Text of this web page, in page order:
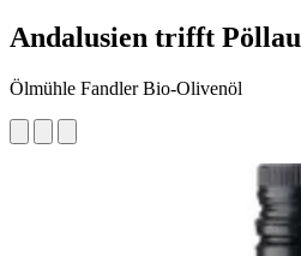
Andalusien trifft Pöllau
Ölmühle Fandler Bio-Olivenöl